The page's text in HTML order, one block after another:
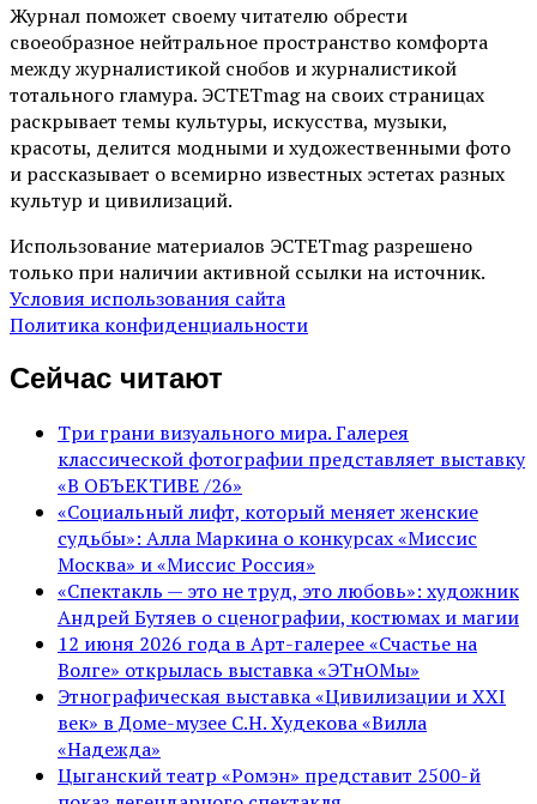
Журнал поможет своему читателю обрести
своеобразное нейтральное пространство комфорта
между журналистикой снобов и журналистикой
тотального гламура. ЭСТЕТmag на своих страницах
раскрывает темы культуры, искусства, музыки,
красоты, делится модными и художественными фото
и рассказывает о всемирно известных эстетах разных
культур и цивилизаций.
Использование материалов ЭСТЕТmag разрешено
только при наличии активной ссылки на источник.
Условия использования сайта
Политика конфиденциальности
Сейчас читают
Три грани визуального мира. Галерея
классической фотографии представляет выставку
«В ОБЪЕКТИВЕ /26»
«Социальный лифт, который меняет женские
судьбы»: Алла Маркина о конкурсах «Миссис
Москва» и «Миссис Россия»
«Спектакль — это не труд, это любовь»: художник
Андрей Бутяев о сценографии, костюмах и магии
12 июня 2026 года в Арт-галерее «Счастье на
Волге» открылась выставка «ЭТнОМы»
Этнографическая выставка «Цивилизации и ХХI
век» в Доме-музее С.Н. Худекова «Вилла
«Надежда»
Цыганский театр «Ромэн» представит 2500-й